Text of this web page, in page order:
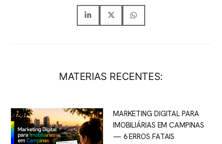
MATERIAS RECENTES:
MARKETING DIGITAL PARA
IMOBILIÁRIAS EM CAMPINAS
— 6 ERROS FATAIS